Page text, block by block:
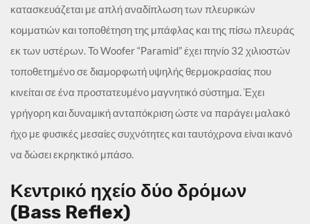
κατασκευάζεται με απλή αναδίπλωση των πλευρικών
κομματιών και τοποθέτηση της μπάφλας και της πίσω πλευράς
εκ των υστέρων. Το Woofer “Paramid” έχει πηνίο 32 χιλιοστών
τοποθετημένο σε διαμορφωτή υψηλής θερμοκρασίας που
κινείται σε ένα προστατευμένο μαγνητικό σύστημα. Έχει
γρήγορη και δυναμική ανταπόκριση ώστε να παράγει μαλακό
ήχο με φυσικές μεσαίες συχνότητες και ταυτόχρονα είναι ικανό
να δώσει εκρηκτικό μπάσο.
Κεντρικό ηχείο δύο δρόμων
(Bass Reflex)